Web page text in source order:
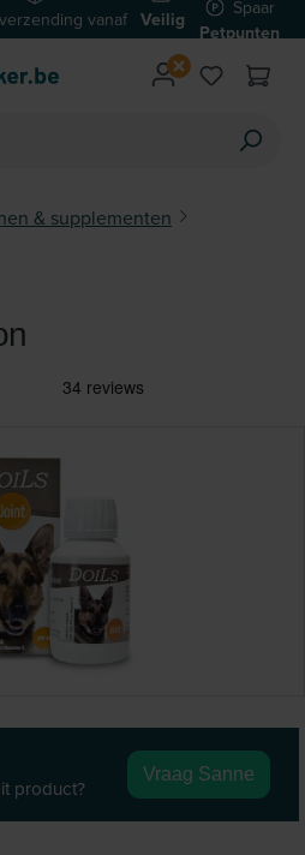
verzending vanaf
€59
Veilig
betalen
Spaar
Petpunten
& supplementen
product?
Vraag Sanne